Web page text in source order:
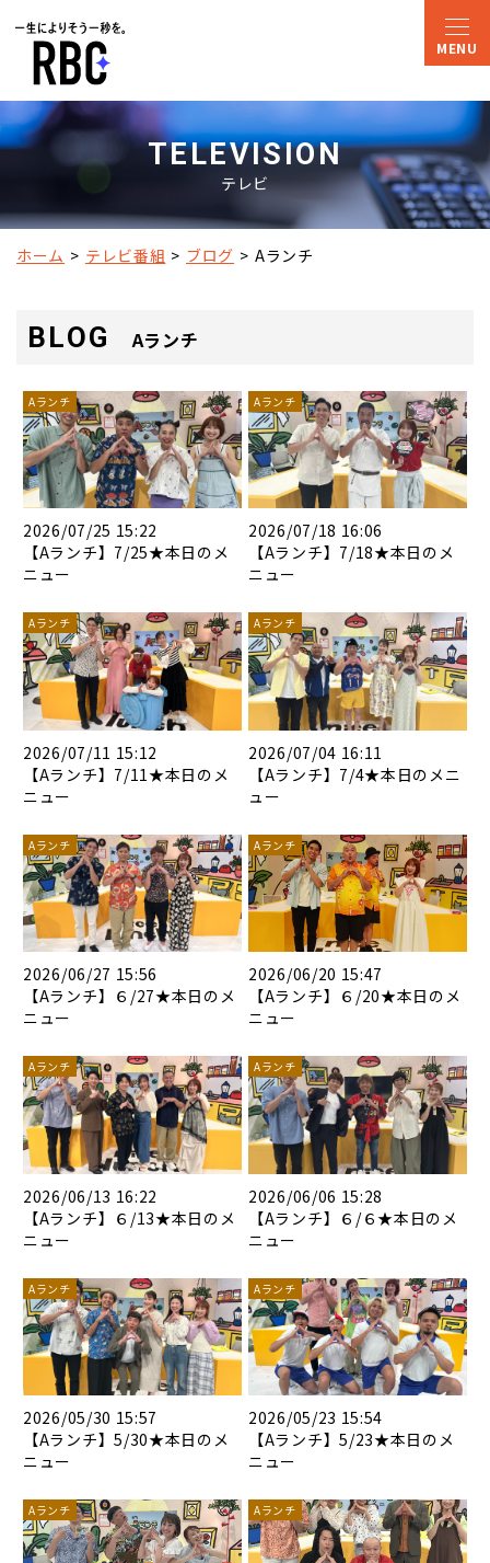
TELEVISION
テレビ
ホーム テレビ番組 ブログ Aランチ
BLOG Aランチ
Aランチ
2026/07/25 15:22
【Aランチ】7/25★本日のメ
ニュー
Aランチ
2026/07/18 16:06
【Aランチ】7/18★本日のメ
ニュー
Aランチ
2026/07/11 15:12
【Aランチ】7/11★本日のメ
ニュー
Aランチ
2026/07/04 16:11
【Aランチ】7/4★本日のメニ
ュー
Aランチ
2026/06/27 15:56
【Aランチ】６/27★本日のメ
ニュー
Aランチ
2026/06/20 15:47
【Aランチ】６/20★本日のメ
ニュー
Aランチ
2026/06/13 16:22
【Aランチ】６/13★本日のメ
ニュー
Aランチ
2026/06/06 15:28
【Aランチ】６/６★本日のメ
ニュー
Aランチ
2026/05/30 15:57
【Aランチ】5/30★本日のメ
ニュー
Aランチ
2026/05/23 15:54
【Aランチ】5/23★本日のメ
ニュー
Aランチ Aランチ